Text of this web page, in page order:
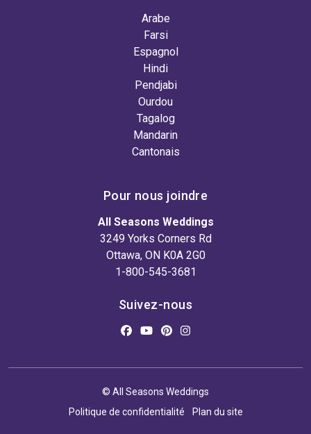
Arabe
Farsi
Espagnol
Hindi
Pendjabi
Ourdou
Tagalog
Mandarin
Cantonais
Pour nous joindre
All Seasons Weddings
3249 Yorks Corners Rd
Ottawa, ON K0A 2G0
1-800-545-3681
Suivez-nous
© All Seasons Weddings
Politique de confidentialité
Plan du site